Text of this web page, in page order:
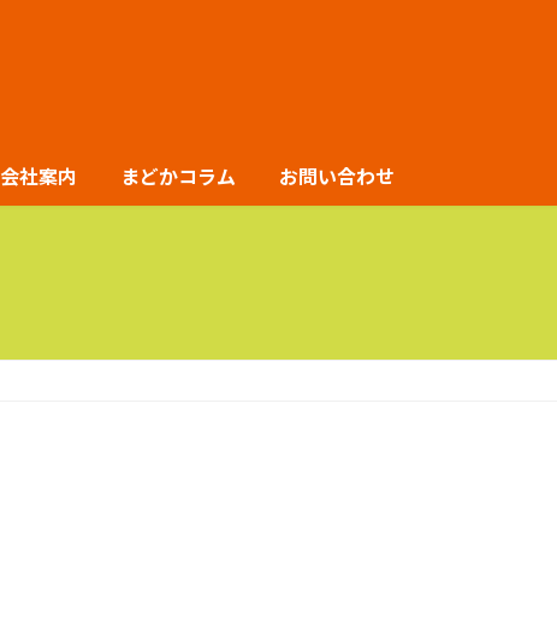
会社案内 まどかコラム お問い合わせ